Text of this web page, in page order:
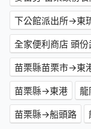
下公館派出所→東
全家便利商店 頭
苗栗縣苗栗市→東
苗栗縣→東港
龍
苗栗縣→船頭路